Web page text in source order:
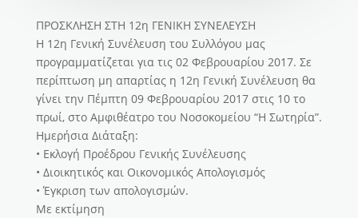
ΠΡΟΣΚΛΗΣΗ ΣΤΗ 12η ΓΕΝΙΚΗ ΣΥΝΕΛΕΥΣΗ
Η 12η Γενική Συνέλευση του Συλλόγου μας
προγραμματίζεται για τις 02 Φεβρουαρίου 2017. Σε
περίπτωση μη απαρτίας η 12η Γενική Συνέλευση θα
γίνει την Πέμπτη 09 Φεβρουαρίου 2017 στις 10 το
πρωί, στο Αμφιθέατρο του Νοσοκομείου “Η Σωτηρία”.
Ημερήσια Διάταξη:
• Εκλογή Προέδρου Γενικής Συνέλευσης
• Διοικητικός και Οικονομικός Απολογισμός
• Έγκριση των απολογισμών.
Με εκτίμηση